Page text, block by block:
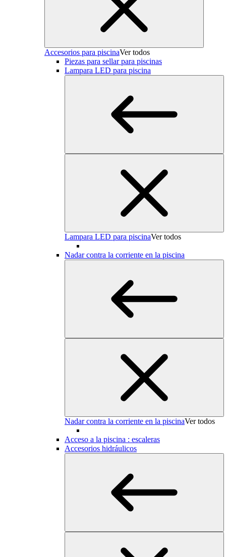
Accesorios para piscinaVer todos
Piezas para sellar para piscinas
Lampara LED para piscina
Lampara LED para piscinaVer todos
Nadar contra la corriente en la piscina
Nadar contra la corriente en la piscinaVer todos
Acceso a la piscina : escaleras
Accesorios hidráulicos